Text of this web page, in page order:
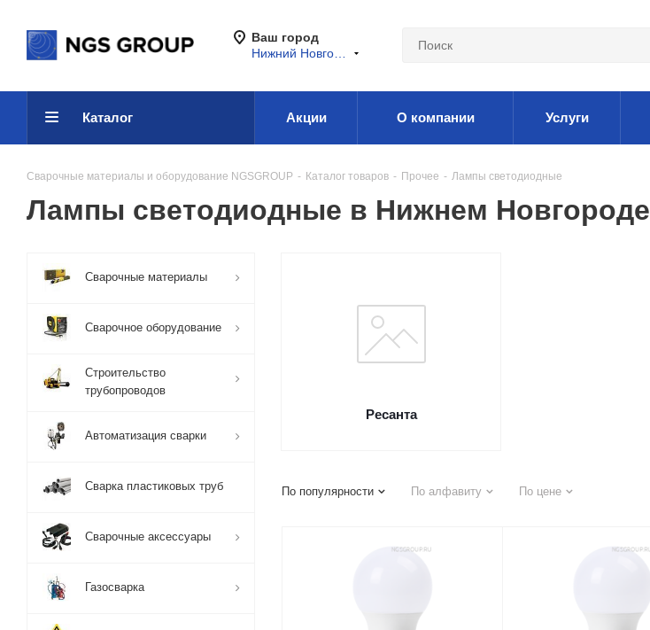
Ваш город
Каталог Акции О компании Услуги
Сварочные материалы и оборудование NGSGROUP - Каталог товаров - Прочее - Лампы светодиодные
Лампы светодиодные в Нижнем Новгороде
Ресанта
По популярности По алфавиту По цене
Сварочные материалы
Сварочное оборудование
Строительство
трубопроводов
Автоматизация сварки
Сварка пластиковых труб
Сварочные аксессуары
Газосварка